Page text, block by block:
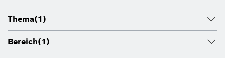
Thema(1)
Bereich(1)